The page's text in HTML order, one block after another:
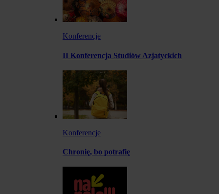
Konferencje
II Konferencja Studiów Azjatyckich
Konferencje
Chronię, bo potrafię